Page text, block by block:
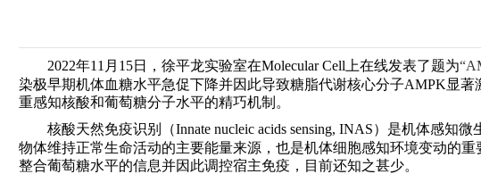
2022年11 月 15日，徐平龙实验室在Molecular Cell 上在线发表了题为
染极早期机体血糖水平急促下降并因此导致糖脂代谢核心分子AMPK显著
重感知核酸和葡萄糖分子水平的精巧机制 。
核酸天然免疫识别（Innate nucleic acids sensing, INAS）是机体感知微
物体维持正常生命活动的主要能量来源，也是机体细胞感知环境变动的重
整合葡萄糖水平的信息并因此调控宿主免疫 ，目前还知之甚少。